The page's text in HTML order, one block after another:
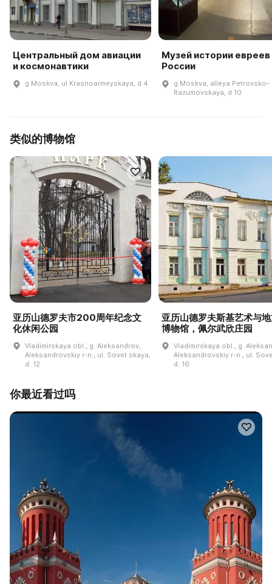
Центральный дом авиации
и космонавтики
g Moskva, ul Krasnoarmeyskaya, d 4
Музей истории евреев
России
g Moskva, alleya Petrovsko-
Razumovskaya, d 10
类似的博物馆
亚历山德罗夫市200周年纪念文
化休闲公园
Vladimirskaya obl., g. Aleksandrov,
Aleksandrovskiy r-n., ul. Sovet·skaya,
d. 12
亚历山德罗夫斯基艺术与
博物馆，佩尔武欣庄园
Vladimirskaya obl., g.
Aleksandrovskiy r-n., ul.
d. 16
你最近看过吗